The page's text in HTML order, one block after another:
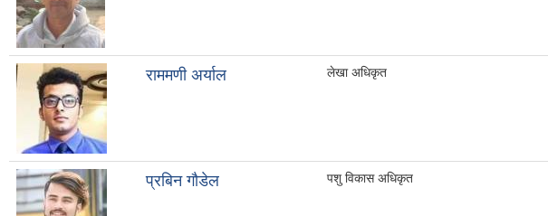
राममणी अर्याल लेखा अधिकृत
प्रबिन गौडेल पशु विकास अधिकृत